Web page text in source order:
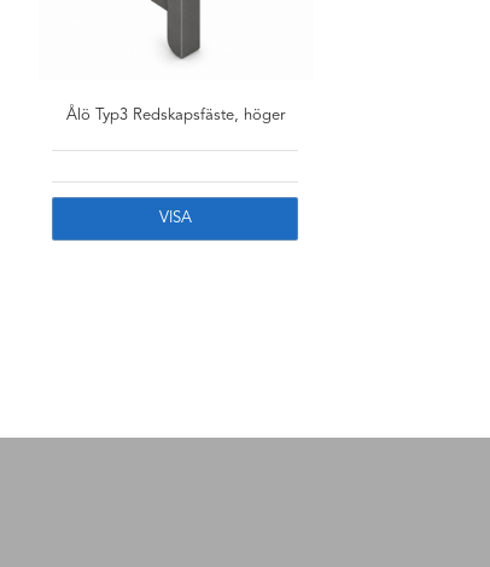
Ålö Typ3 Redskapsfäste, höger
VISA